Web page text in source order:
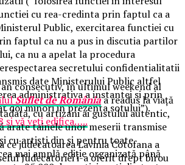
cu rea-credinta prin faptul ca a
Public, exercitarea functiei cu
faptul ca nu a pus in discutia partilor
ca nu a apelat la procedura
secretului confidentialitatii
date Ministerului Public altfel
administrativa a instantei si prin
doi minori in prezenta sotului”).
și vă veți edifica…..
ce judecatoarea Lavinia Cotofana a
Judecatoriei i-a oferit drept birou
consecutiv, în ultimul weekend al
Suflet de Româniaa readus la viață
cu artizani ai gustului autentic,
arate tainele unor meserii transmise
cu artiști din și pentru toate
mai amplă ediție organizată până